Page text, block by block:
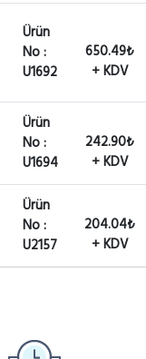
Ürün
No :
U1692
650.49₺
+ KDV
Ürün
No :
U1694
242.90₺
+ KDV
Ürün
No :
U2157
204.04₺
+ KDV